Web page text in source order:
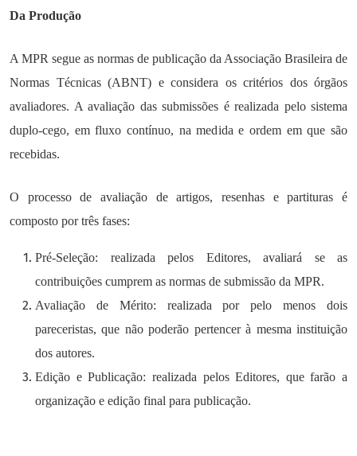
Da Produção
A MPR segue as normas de publicação da Associação Brasileira de
Normas Técnicas (ABNT) e considera os critérios dos órgãos
avaliadores. A avaliação das submissões é realizada pelo sistema
duplo-cego, em fluxo contínuo, na medida e ordem em que são
recebidas.
O processo de avaliação de artigos, resenhas e partituras é
composto por três fases:
Pré-Seleção: realizada pelos Editores, avaliará se as
contribuições cumprem as normas de submissão da MPR.
Avaliação de Mérito: realizada por pelo menos dois
pareceristas, que não poderão pertencer à mesma instituição
dos autores.
Edição e Publicação: realizada pelos Editores, que farão a
organização e edição final para publicação.